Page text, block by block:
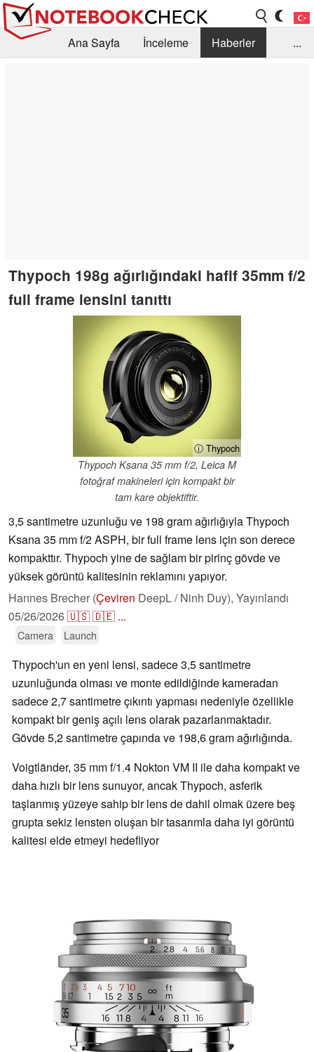
Ana Sayfa İnceleme
Haberler
...
Thypoch 198g ağırlığındaki hafif 35mm f/2
full frame lensini tanıttı
ⓘ Thypoch
Thypoch Ksana 35 mm f/2, Leica M
fotoğraf makineleri için kompakt bir
tam kare objektiftir.
3,5 santimetre uzunluğu ve 198 gram ağırlığıyla Thypoch
Ksana 35 mm f/2 ASPH, bir full frame lens için son derece
kompakttır. Thypoch yine de sağlam bir pirinç gövde ve
yüksek görüntü kalitesinin reklamını yapıyor.
Hannes Brecher (Çeviren DeepL / Ninh Duy), Yayınlandı
05/26/2026🇺🇸🇩🇪 ...
Camera Launch
Thypoch'un en yeni lensi, sadece 3,5 santimetre
uzunluğunda olması ve monte edildiğinde kameradan
sadece 2,7 santimetre çıkıntı yapması nedeniyle özellikle
kompakt bir geniş açılı lens olarak pazarlanmaktadır.
Gövde 5,2 santimetre çapında ve 198,6 gram ağırlığında.
Voigtländer, 35 mm f/1.4 Nokton VM II ile daha kompakt ve
daha hızlı bir lens sunuyor, ancak Thypoch, asferik
taşlanmış yüzeye sahip bir lens de dahil olmak üzere beş
grupta sekiz lensten oluşan bir tasarımla daha iyi görüntü
kalitesi elde etmeyi hedefliyor